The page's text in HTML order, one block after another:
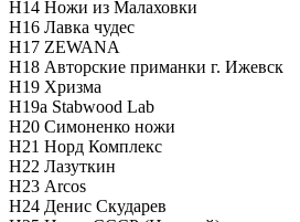
Н14 Ножи из Малаховки
Н16 Лавка чудес
Н17 ZEWANA
Н18 Авторские приманки г. Ижевск
Н19 Хризма
Н19а Stabwood Lab
Н20 Симоненко ножи
Н21 Норд Комплекс
Н22 Лазуткин
Н23 Arcos
Н24 Денис Скударев